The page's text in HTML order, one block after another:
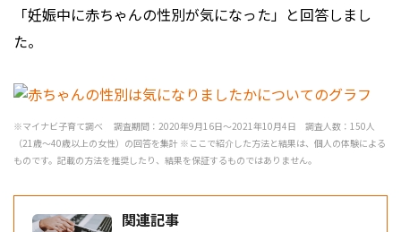
「妊娠中に赤ちゃんの性別が気になった」と回答しまし
た。
※マイナビ子育て調べ 調査期間：2020年9月16日～2021年10月4日 調査人数：150人
（21歳～40歳以上の女性）の回答を集計 ※ここで紹介した方法と結果は、個人の体験による
ものです。記載の方法を推奨したり、結果を保証するものではありません。
関連記事